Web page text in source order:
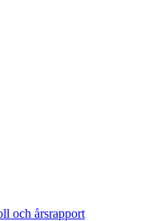
och årsrapport